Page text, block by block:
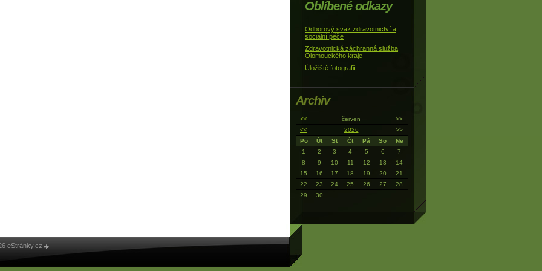
Oblíbené odkazy
Odborový svaz zdravotnictví a
sociální péče
Zdravotnická záchranná služba
Olomouckého kraje
Úložiště fotografií
Archiv
<< červen
>>
<<
2026
>>
Po
Út St Čt Pá So
Ne
1
2 3 4 5 6
7
8
9 10 11 12 13
14
15
16 17 18 19 20
21
22
23 24 25 26 27
28
29
30
eStránky.cz